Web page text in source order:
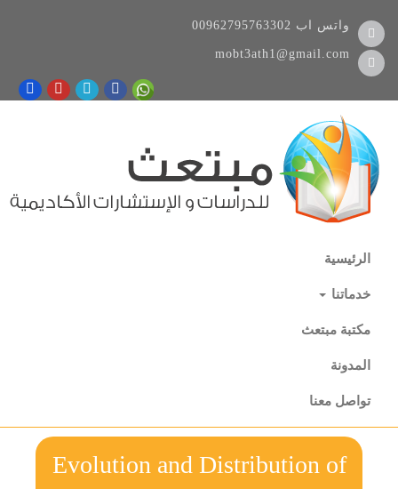
00962795763302 واتس اب
mobt3ath1@gmail.com
الرئيسية
خدماتنا
مكتبة مبتعث
المدونة
تواصل معنا
Evolution and Distribution of